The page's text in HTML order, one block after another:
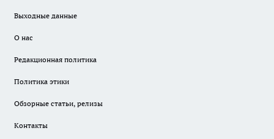
Выходные данные
О нас
Редакционная политика
Политика этики
Обзорные статьи, релизы
Контакты